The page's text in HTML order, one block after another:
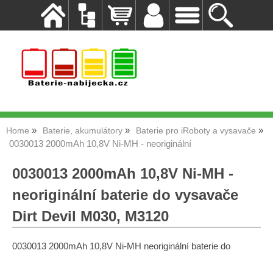
Home Baterie, akumulátory Baterie pro iRoboty a vysavače
0030013 2000mAh 10,8V Ni-MH - neoriginální
0030013 2000mAh 10,8V Ni-MH -
neoriginální baterie do vysavače
Dirt Devil M030, M3120
0030013 2000mAh 10,8V Ni-MH neoriginální baterie do